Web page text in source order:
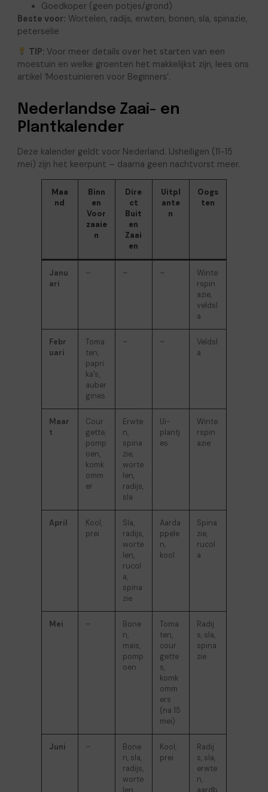
Goedkoper (geen potjes/grond)
Beste voor: Wortelen, radijs, erwten, bonen, sla, spinazie,
peterselie
TIP: Voor meer details over het starten van een
moestuin en welke groenten het makkelijkst zijn, lees ons
artikel ‘Moestuinieren voor Beginners’.
Nederlandse Zaai- en
Plantkalender
Deze kalender geldt voor Nederland. IJsheiligen (11-15
mei) zijn het keerpunt – daarna geen nachtvorst meer.
Maa
nd
Binn
en
Voor
zaaie
n
Dire
ct
Buit
en
Zaai
en
Uitpl
ante
n
Oogs
ten
Janu
ari
– – –
Winte
rspin
azie,
veldsl
a
Febr
uari
Toma
ten,
papri
ka’s,
auber
gines
– –
Veldsl
a
Maar
t
Cour
gette,
pomp
oen,
komk
omm
er
Erwte
n,
spina
zie,
worte
len,
radijs,
sla
Ui-
plantj
es
Winte
rspin
azie
April
Kool,
prei
Sla,
radijs,
worte
len,
rucol
a,
spina
zie
Aarda
ppele
n,
kool
Spina
zie,
rucol
a
Mei –
Bone
n,
maïs,
pomp
oen
Toma
ten,
cour
gette
s,
komk
omm
ers
(na 15
mei)
Radij
s, sla,
spina
zie
Juni –
Bone
n, sla,
radijs,
worte
Kool,
prei
Radij
s, sla,
erwte
n,